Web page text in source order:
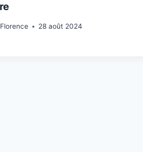
Florence 28 août 2024